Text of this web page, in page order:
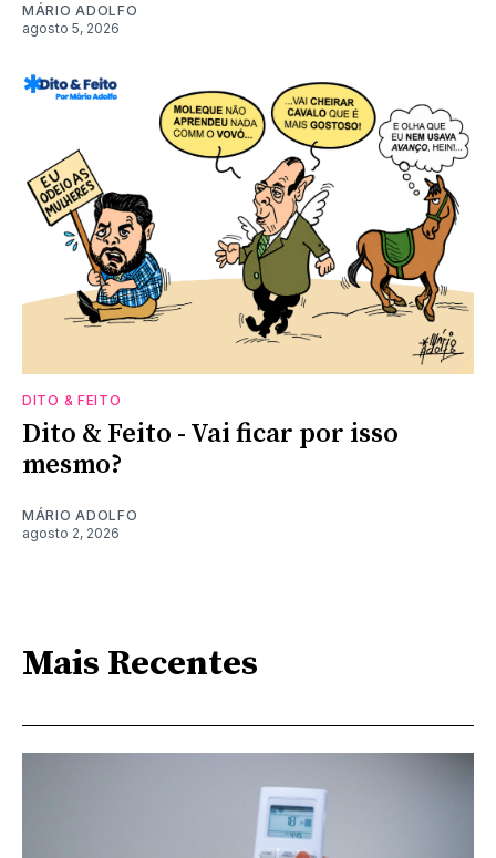
MÁRIO ADOLFO
agosto 5, 2026
DITO & FEITO
Dito & Feito - Vai ficar por isso
mesmo?
MÁRIO ADOLFO
agosto 2, 2026
Mais Recentes